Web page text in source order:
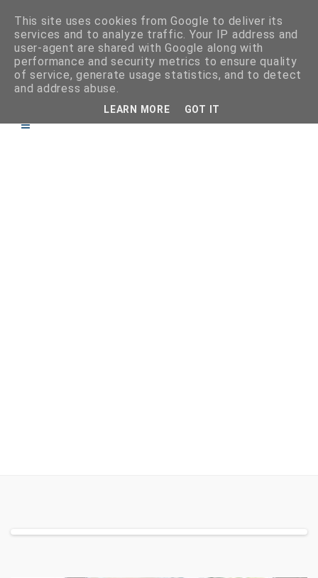
This site uses cookies from Google to deliver its
services and to analyze traffic. Your IP address and
user-agent are shared with Google along with
performance and security metrics to ensure quality
of service, generate usage statistics, and to detect
and address abuse.
LEARN MORE GOT IT